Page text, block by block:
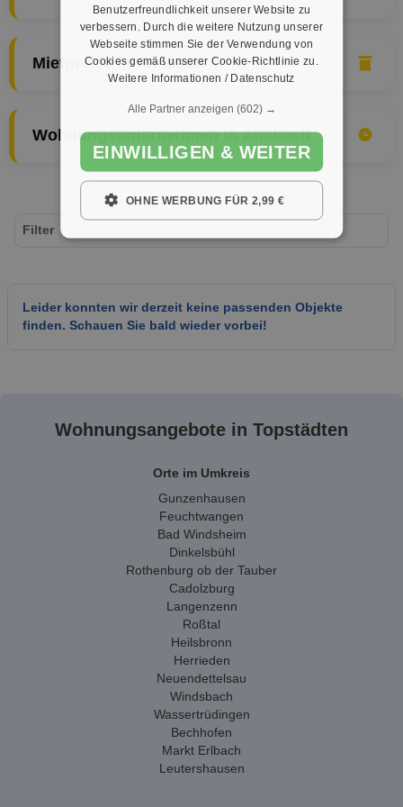
Mietpreise in Ansbach
Wohnungsunternehmen in Ansbach
Leider konnten wir derzeit keine passenden Objekte
finden. Schauen Sie bald wieder vorbei!
Filter
Wohnungsangebote in Topstädten
Orte im Umkreis
Gunzenhausen
Feuchtwangen
Bad Windsheim
Dinkelsbühl
Rothenburg ob der Tauber
Cadolzburg
Langenzenn
Roßtal
Heilsbronn
Herrieden
Neuendettelsau
Windsbach
Wassertrüdingen
Bechhofen
Markt Erlbach
Leutershausen
Benutzerfreundlichkeit unserer Website zu
verbessern. Durch die weitere Nutzung unserer
Webseite stimmen Sie der Verwendung von
Cookies gemäß unserer Cookie-Richtlinie zu.
Weitere Informationen / Datenschutz
Alle Partner anzeigen (602) →
EINWILLIGEN & WEITER
OHNE WERBUNG FÜR 2,99 €